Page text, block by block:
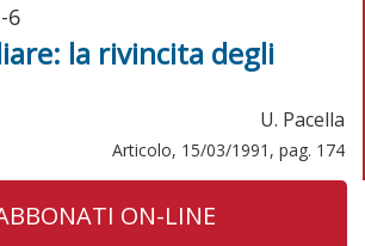
6
la rivincita degli
U. Pacella
Articolo, 15/03/1991, pag. 174
ON-LINE